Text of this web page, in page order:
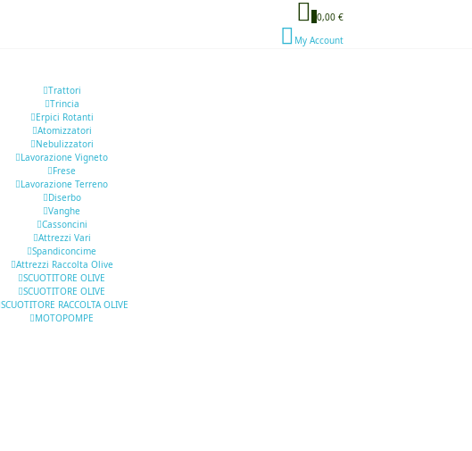
0,00 €
My Account
Trattori
Trincia
Erpici Rotanti
Atomizzatori
Nebulizzatori
Lavorazione Vigneto
Frese
Lavorazione Terreno
Diserbo
Vanghe
Cassoncini
Attrezzi Vari
Spandiconcime
Attrezzi Raccolta Olive
SCUOTITORE OLIVE
SCUOTITORE OLIVE
SCUOTITORE RACCOLTA OLIVE
MOTOPOMPE